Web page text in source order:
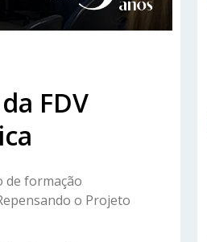
FDV
de formação
o Projeto